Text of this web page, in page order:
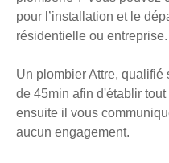
pour l’installation et le
résidentielle ou entreprise.
Un plombier Attre,
de 45min afin d'établir
ensuite il vous
aucun engagement.